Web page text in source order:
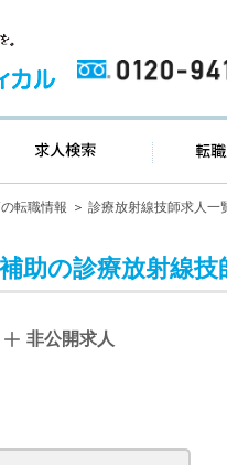
用ガイド 求人検索
転職情報 診療放射線技師求人一
助の診療放射線技
非公開求人